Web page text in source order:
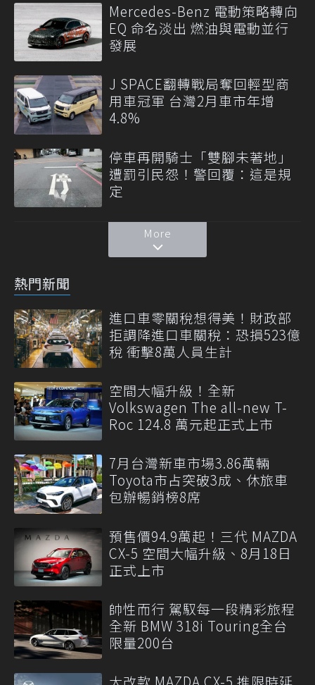
Mercedes-Benz 電動策略轉向
EQ 命名淡出 燃油與電動並行
發展
J SPACE翻轉戰局奪回輕型商
用車冠軍 台灣2月車市年增
4.8%
停車再開騎士「雙腳未著地」
遭罰引民怨！警回覆：這是規
定
More
熱門新聞
進口車零關稅想得美！財政部
拒調降進口車關稅：恐損523億
稅 衝擊8萬人員生計
空間大幅升級！全新
Volkswagen The all-new T-
Roc 124.8 萬元起正式上市
7月台灣新車市場3.86萬輛
Toyota市占突破3成、休旅車
包辦暢銷榜8席
預售價94.9萬起！三代 MAZDA
CX-5 空間大幅升級、8月18日
正式上市
帥性而行 駕馭每一段精彩旅程
全新 BMW 318i Touring全台
限量200台